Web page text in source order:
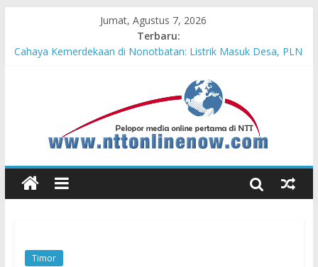
Jumat, Agustus 7, 2026
Terbaru:
Cahaya Kemerdekaan di Nonotbatan: Listrik Masuk Desa, PLN
Honda AT Family Day Semarakkan 11 Kota di Jawa Timur
Teras Bank Indonesia Hadir di Belu, Bupati Willy : Terima Kasih
BI Atas Kepeduliannya Tingkatkan Budaya Literasi
Astra Honda Siap Lanjutkan Performa Positif di ARRC
Mandalika 2026
TNI AL Hadapi Ancaman Maritim Modern
Timor